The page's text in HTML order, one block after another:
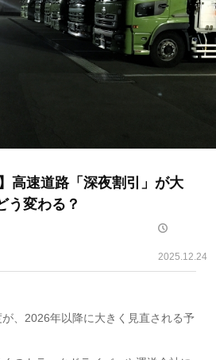
高速道路「深夜割引」が大
う変わる？
2025.12.24
、2026年以降に大きく見直される予